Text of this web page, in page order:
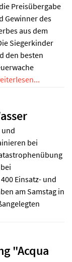
Preisübergabe
Gewinner des
aus dem
Siegerkinder
den besten
und
bei
Einsatz- und
am Samstag in
"Acqua